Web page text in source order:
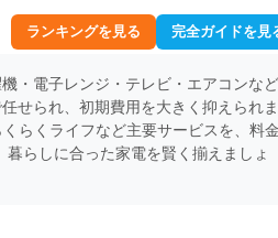
ランキングを見る 完全ガイドを見
・電子レンジ・テレビ・エアコンなど
せられ、初期費用を大きく抑えられま
らくライフなど主要サービスを、料金
らしに合った家電を賢く揃えましょ